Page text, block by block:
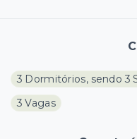
3 Dormitórios, sendo 3
3 Vagas